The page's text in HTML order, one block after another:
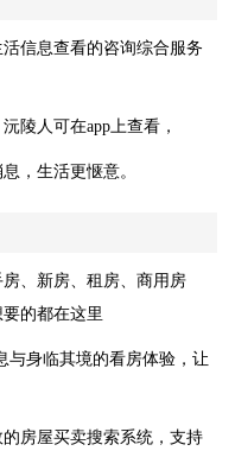
信息查看的咨询综合服务
陵人可在app上查看，
，生活更惬意。
房、新房、租房、商用房
的都在这里
与身临其境的看房体验，让
的房屋买卖搜索系统，支持